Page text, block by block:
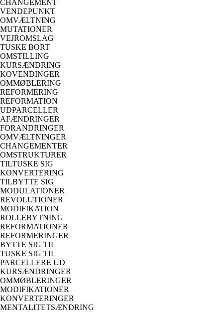
CHANGEMENT
VENDEPUNKT
OMVÆLTNING
MUTATIONER
VEJROMSLAG
TUSKE BORT
OMSTILLING
KURSÆNDRING
KOVENDINGER
OMMØBLERING
REFORMERING
REFORMATION
UDPARCELLER
AFÆNDRINGER
FORANDRINGER
OMVÆLTNINGER
CHANGEMENTER
OMSTRUKTURER
TILTUSKE SIG
KONVERTERING
TILBYTTE SIG
MODULATIONER
REVOLUTIONER
MODIFIKATION
ROLLEBYTNING
REFORMATIONER
REFORMERINGER
BYTTE SIG TIL
TUSKE SIG TIL
PARCELLERE UD
KURSÆNDRINGER
OMMØBLERINGER
MODIFIKATIONER
KONVERTERINGER
MENTALITETSÆNDRING